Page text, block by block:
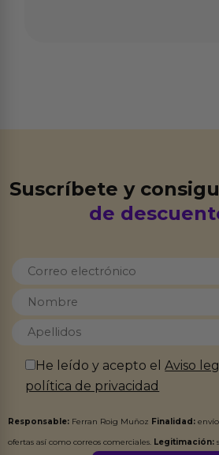
Suscríbete y
de
He leído y acepto elAviso
política de privacidad
Responsable: Ferran Roig Muñoz Finalidad:
ofertas así como correos comerciales. Legitimación: